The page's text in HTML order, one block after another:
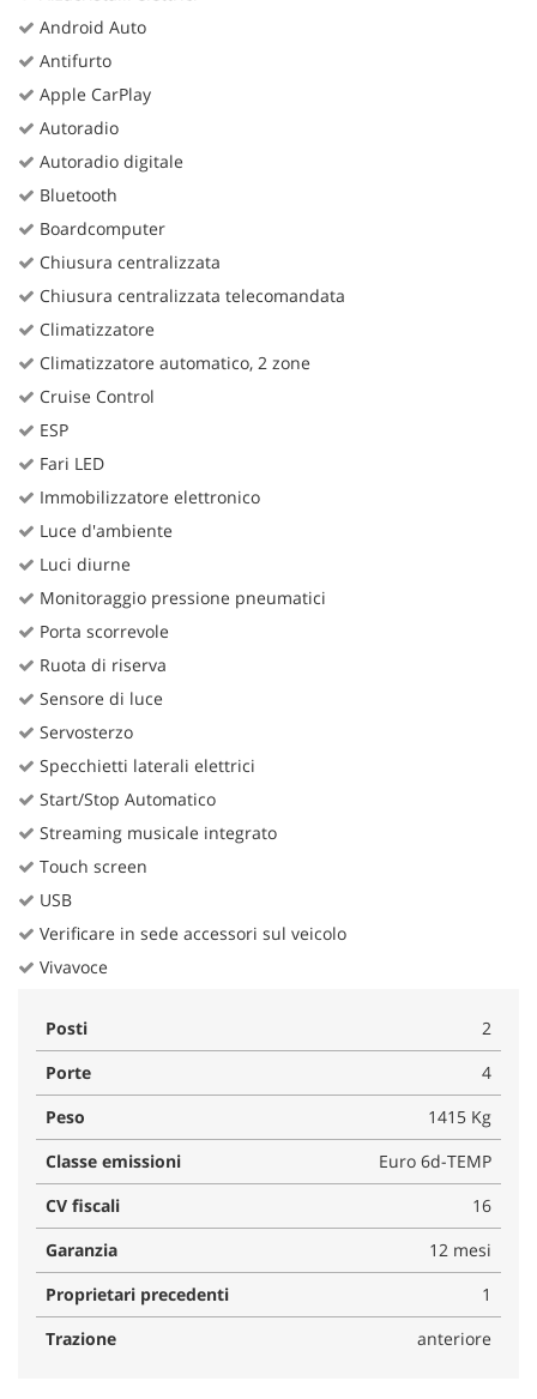
Android Auto
Antifurto
Apple CarPlay
Autoradio
Autoradio digitale
Bluetooth
Boardcomputer
Chiusura centralizzata
Chiusura centralizzata telecomandata
Climatizzatore
Climatizzatore automatico, 2 zone
Cruise Control
ESP
Fari LED
Immobilizzatore elettronico
Luce d'ambiente
Luci diurne
Monitoraggio pressione pneumatici
Porta scorrevole
Ruota di riserva
Sensore di luce
Servosterzo
Specchietti laterali elettrici
Start/Stop Automatico
Streaming musicale integrato
Touch screen
USB
Verificare in sede accessori sul veicolo
Vivavoce
Posti
2
Porte
4
Peso
1415 Kg
Classe emissioni
Euro 6d-TEMP
CV fiscali
16
Garanzia
12 mesi
Proprietari precedenti
1
Trazione
anteriore